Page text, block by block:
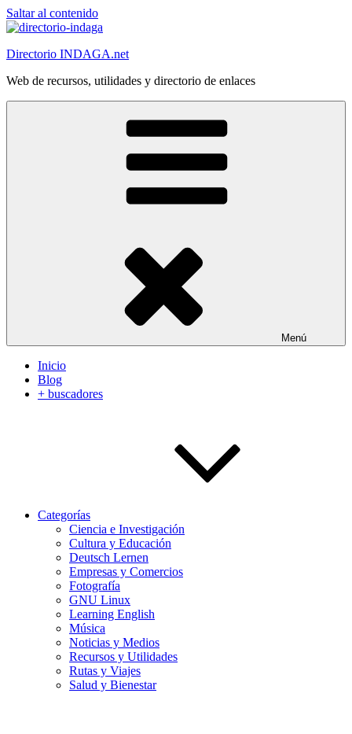
Saltar al contenido
Directorio INDAGA.net
Web de recursos, utilidades y directorio de enlaces
Menú
Inicio
Blog
+ buscadores
Categorías
Ciencia e Investigación
Cultura y Educación
Deutsch Lernen
Empresas y Comercios
Fotografía
GNU Linux
Learning English
Música
Noticias y Medios
Recursos y Utilidades
Rutas y Viajes
Salud y Bienestar